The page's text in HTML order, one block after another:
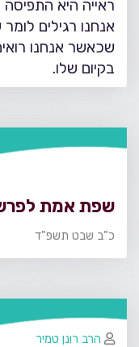
ראייה היא
אנחנו רגילים לומר
שכאשר אנחנו
בקיום שלו.
שפת אמת
כ"ב שבט תשפ"ד
הרב רונן טמיר